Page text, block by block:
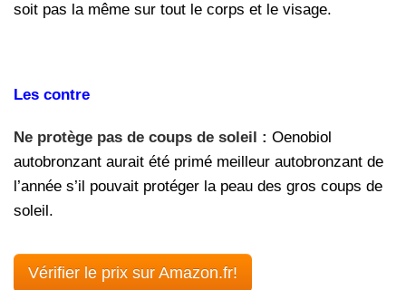
soit pas la même sur tout le corps et le visage.
Les contre
Ne protège pas de coups de soleil : Oenobiol
autobronzant aurait été primé meilleur autobronzant de
l’année s’il pouvait protéger la peau des gros coups de
soleil.
Vérifier le prix sur Amazon.fr!